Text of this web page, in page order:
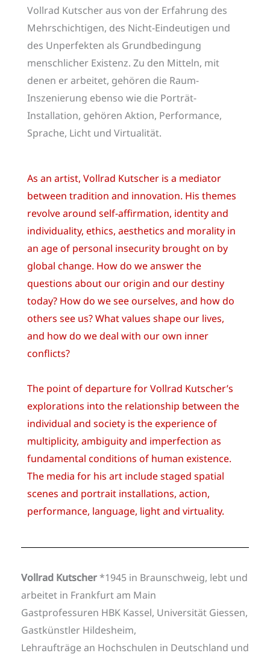
Vollrad Kutscher aus von der Erfahrung des
Mehrschichtigen, des Nicht-Eindeutigen und
des Unperfekten als Grundbedingung
menschlicher Existenz. Zu den Mitteln, mit
denen er arbeitet, gehören die Raum-
Inszenierung ebenso wie die Porträt-
Installation, gehören Aktion, Performance,
Sprache, Licht und Virtualität.
As an artist, Vollrad Kutscher is a mediator
between tradition and innovation. His themes
revolve around self-affirmation, identity and
individuality, ethics, aesthetics and morality in
an age of personal insecurity brought on by
global change. How do we answer the
questions about our origin and our destiny
today? How do we see ourselves, and how do
others see us? What values shape our lives,
and how do we deal with our own inner
conflicts?
The point of departure for Vollrad Kutscher’s
explorations into the relationship between the
individual and society is the experience of
multiplicity, ambiguity and imperfection as
fundamental conditions of human existence.
The media for his art include staged spatial
scenes and portrait installations, action,
performance, language, light and virtuality.
Vollrad Kutscher*1945 in Braunschweig, lebt und
arbeitet in Frankfurt am Main
Gastprofessuren HBK Kassel, Universität Giessen,
Gastkünstler Hildesheim,
Lehraufträge an Hochschulen in Deutschland und